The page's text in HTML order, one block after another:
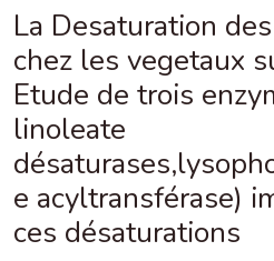
La Desaturation
chez les vegetaux
Etude de trois
linoleate
e acyltransférase)
ces désaturations